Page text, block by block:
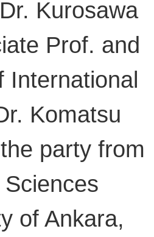
Kurosawa
Prof. and
International
Komatsu
party from
of Ankara,